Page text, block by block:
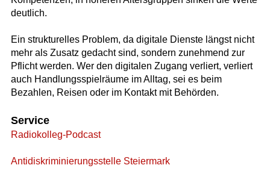
deutlich.
Ein strukturelles Problem, da digitale Dienste längst nicht
mehr als Zusatz gedacht sind, sondern zunehmend zur
Pflicht werden. Wer den digitalen Zugang verliert, verliert
auch Handlungsspielräume im Alltag, sei es beim
Bezahlen, Reisen oder im Kontakt mit Behörden.
Service
Radiokolleg-Podcast
Antidiskriminierungsstelle Steiermark